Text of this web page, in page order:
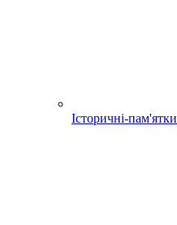
Історичні-пам'ятки